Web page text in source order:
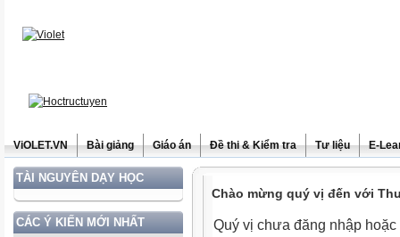
ViOLET.VN Bài giảng Giáo án Đề thi & Kiểm tra Tư liệu E-
TÀI NGUYÊN DẠY HỌC
CÁC Ý KIẾN MỚI NHẤT
Chào mừng quý vị đến với
Quý vị chưa đăng nhập